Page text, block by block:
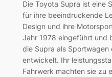
Die Toyota Supra ist eine
für ihre beeindruckende
Design und ihre
Jahr 1978 eingeführt und
die Supra als Sportwagen
entwickelt. Ihr
Fahrwerk machten sie zu